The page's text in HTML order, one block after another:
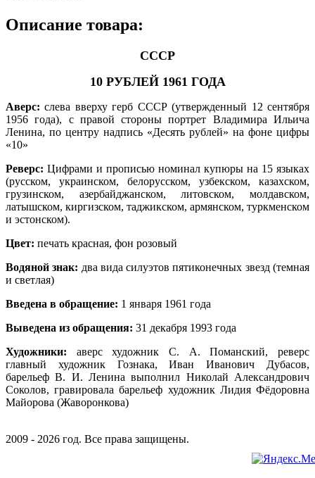
Описание товара:
СССР
10 РУБЛЕЙ 1961 ГОДА
Аверс: слева вверху герб СССР (утвержденный 12 сентября
1956 года), с правой стороны портрет Владимира Ильича
Ленина, по центру надпись «Десять рублей» на фоне цифры
«10»
Реверс: Цифрами и прописью номинал купюры на 15 языках
(русском, украинском, белорусском, узбекском, казахском,
грузинском, азербайджанском, литовском, молдавском,
латышском, киргизском, таджикском, армянском, туркменском
и эстонском).
Цвет: печать красная, фон розовый
Водяной знак: два вида силуэтов пятиконечных звезд (темная
и светлая)
Введена в обращение: 1 января 1961 года
Выведена из обращения: 31 декабря 1993 года
Художники: аверс художник С. А. Поманский, реверс
главный художник Гознака, Иван Иванович Дубасов,
барельеф В. И. Ленина выполнил Николай Александрович
Соколов, гравировала барельеф художник Лидия Фёдоровна
Майорова (Жаворонкова)
2009 - 2026 год. Все права защищены.